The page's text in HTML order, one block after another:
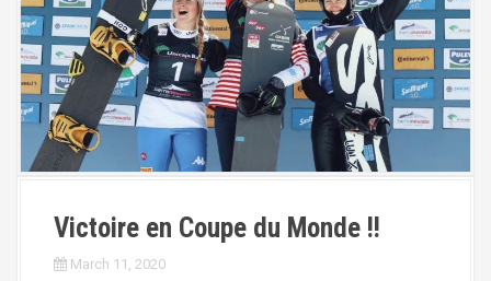
Victoire en Coupe du Monde !!
March 11, 2020